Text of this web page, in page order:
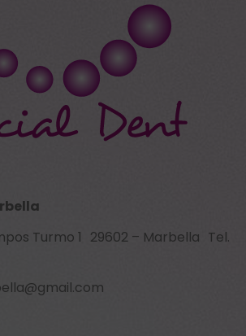
Turmo 1 29602 – Marbella Tel.